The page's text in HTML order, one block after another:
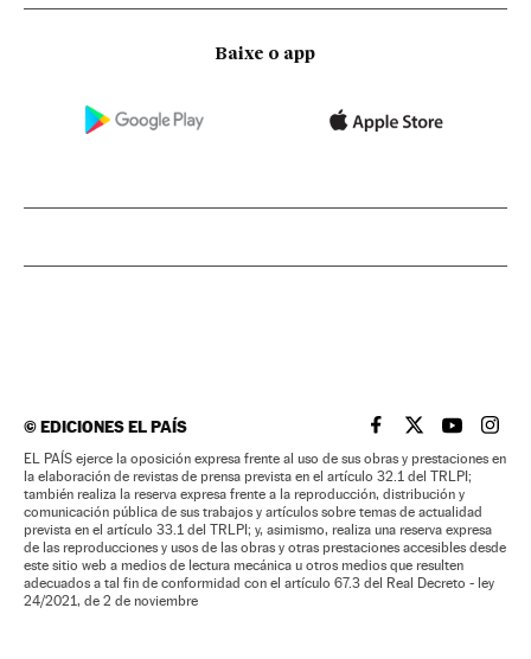
Baixe o app
©EDICIONES EL PAÍS EL PAÍS BRASIL EN
EL PAÍSEL PAÍS
EL
EL PAÍS ejerce la oposición expresa frente al uso de sus obras y prestaciones en
la elaboración de revistas de prensa prevista en el artículo 32.1 del TRLPI;
también realiza la reserva expresa frente a la reproducción, distribución y
comunicación pública de sus trabajos y artículos sobre temas de actualidad
prevista en el artículo 33.1 del TRLPI; y, asimismo, realiza una reserva expresa
de las reproducciones y usos de las obras y otras prestaciones accesibles desde
este sitio web a medios de lectura mecánica u otros medios que resulten
adecuados a tal fin de conformidad con el artículo 67.3 del Real Decreto - ley
24/2021, de 2 de noviembre